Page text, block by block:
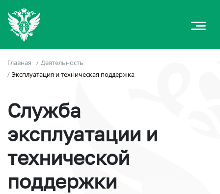
Главная / Деятельность
/ Эксплуатация и техническая поддержка
Служба
эксплуатации и
технической
поддержки